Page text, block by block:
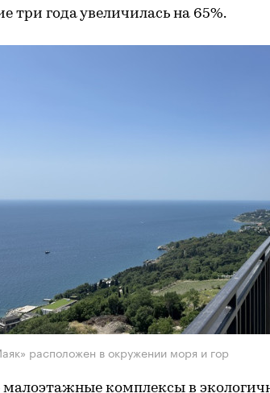
три года увеличилась на 65%.
расположен в окружении моря и гор
комплексы в